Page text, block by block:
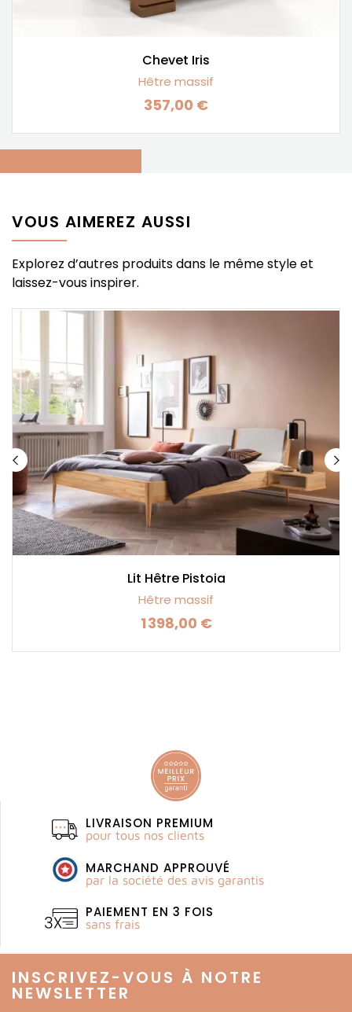
Chevet Iris
Hêtre massif
Prix
357,00 €
VOUS AIMEREZ AUSSI
Explorez d’autres produits dans le même style et
laissez-vous inspirer.
Lit Hêtre Pistoia
Hêtre massif
Prix
1 398,00 €
LIVRAISON PREMIUM
pour tous nos clients
MARCHAND APPROUVÉ
par la société des avis garantis
PAIEMENT EN 3 FOIS
sans frais
INSCRIVEZ-VOUS À NOTRE
NEWSLETTER